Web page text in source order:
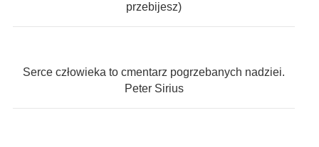
przebijesz)
Serce człowieka to cmentarz pogrzebanych nadziei.
Peter Sirius